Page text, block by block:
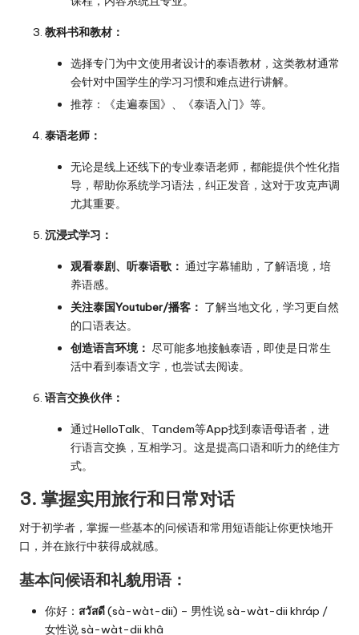
教科书和教材：
选择专门为中文使用者设计的泰语教材，这类教材通常
会针对中国学生的学习习惯和难点进行讲解。
推荐：《走遍泰国》、《泰语入门》等。
泰语老师：
无论是线上还线下的专业泰语老师，都能提供个性化指
导，帮助你系统学习语法，纠正发音，这对于攻克声调
尤其重要。
沉浸式学习：
观看泰剧、听泰语歌： 通过字幕辅助，了解语境，培
养语感。
关注泰国Youtuber/播客： 了解当地文化，学习更自然
的口语表达。
创造语言环境： 尽可能多地接触泰语，即使是日常生
活中看到泰语文字，也尝试去阅读。
语言交换伙伴：
通过HelloTalk、Tandem等App找到泰语母语者，进
行语言交换，互相学习。这是提高口语和听力的绝佳方
式。
3. 掌握实用旅行和日常对话
对于初学者，掌握一些基本的问候语和常用短语能让你更快地开
口，并在旅行中获得成就感。
基本问候语和礼貌用语：
你好： สวัสดี(sà-wàt-dii) – 男性说 sà-wàt-dii khráp /
女性说 sà-wàt-dii khâ